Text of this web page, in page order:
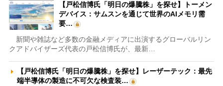
【戸松信博氏「明日の爆騰株」を探せ】トーメン
デバイス：サムスンを通じて世界のAIメモリ需
要…
新聞や雑誌など多数の金融メディアに出演するグローバルリン
クアドバイザーズ代表の戸松信博氏が、最新…
【戸松信博氏「明日の爆騰株」を探せ】レーザーテック：最先
端半導体の製造に不可欠な検査装…